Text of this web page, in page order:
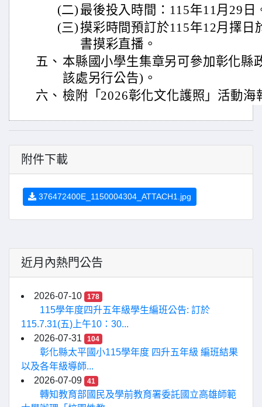
(二) 最後投入時間：115年11月29日
(三) 摸彩時間預訂於115年12月擇日
書摸彩直播。
五、 本縣國小學生集章另可參加彰化縣
該處另行公告)。
六、 檢附「2026彰化文化護照」活動海
附件下載
376472400E_1150004304_ATTACH1.jpg
近月內熱門公告
2026-07-10 178
115學年度四升五年級學生編班公告: 訂於
115.7.31(五)上午10：30...
2026-07-31
104
彰化縣太平國小115學年度 四升五年級 編班結果
以及各年級導師...
2026-07-09
41
轉知教育部國民及學前教育署委託國立高雄師範